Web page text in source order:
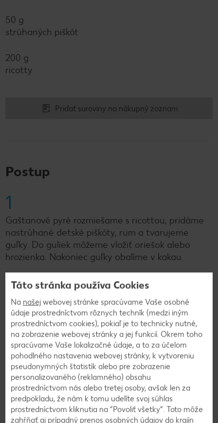
50 g
strúhaných piškót
200 g
ricotty
Pridať suroviny na nákupný zoznam
Postup
1
Gaštanové pyré rozmiešame s ricottou, pridáme
nastrúhané detské piškóty, rum a tvarujeme
guľky. Do guliek môžeme vložiť oriešok alebo
hrozienka. Nakoniec guľky obalíme v kakau.
Späť na prehľad
Táto stránka používa Cookies
Na našej webovej stránke spracúvame Vaše osobné
údaje prostredníctvom rôznych techník (medzi iným
prostredníctvom cookies), pokiaľ je to technicky nutné,
na zobrazenie webovej stránky a jej funkcií. Okrem toho
spracúvame Vaše lokalizačné údaje, a to za účelom
pohodlného nastavenia webovej stránky, k vytvoreniu
pseudonymných štatistík alebo pre zobrazenie
personalizovaného (reklamného) obsahu
prostredníctvom nás alebo tretej osoby, avšak len za
predpokladu, že nám k tomu udelíte svoj súhlas
prostredníctvom kliknutia na “Povoliť všetky”. Toto môže
zahŕňať aj prípadný prenos osobných údajov do krajín